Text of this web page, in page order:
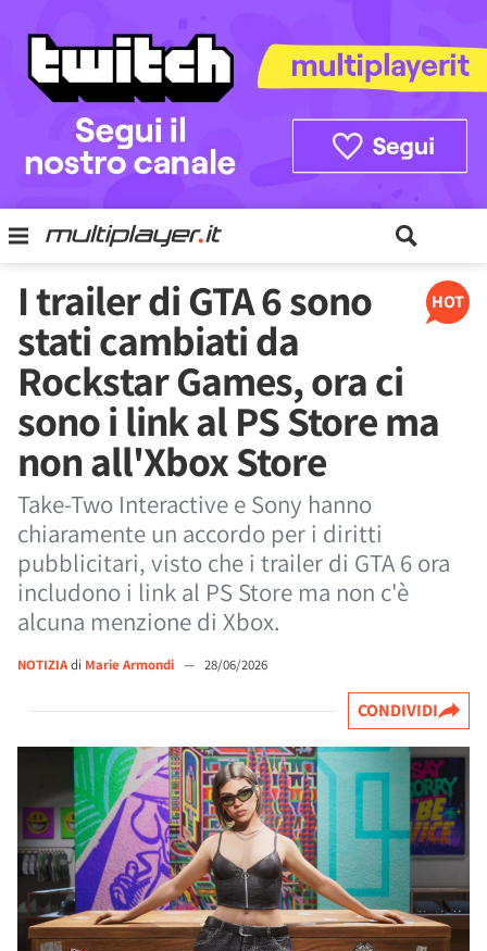
HOT
I trailer di GTA 6 sono
stati cambiati da
Rockstar Games, ora ci
sono i link al PS Store ma
non all'Xbox Store
Take-Two Interactive e Sony hanno
chiaramente un accordo per i diritti
pubblicitari, visto che i trailer di GTA 6 ora
includono i link al PS Store ma non c'è
alcuna menzione di Xbox.
NOTIZIAdi Marie Armondi — 28/06/2026
CONDIVIDI